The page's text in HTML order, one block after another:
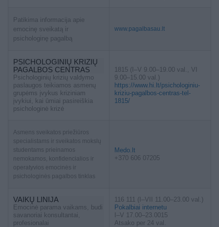
Patikima informacija apie
emocinę sveikatą ir
psichologinę pagalbą
www.pagalbasau.lt
PSICHOLOGINIŲ KRIZIŲ
PAGALBOS CENTRAS
Psichologinių krizių valdymo
paslaugos teikiamos asmenų
grupėms įvykus kriziniam
įvykiui, kai ūmiai pasireiškia
psichologinė krizė
1815 (I–V 9.00–19.00 val., VI
9.00–15.00 val.)
https://www.hi.lt/psichologiniu-
kriziu-pagalbos-centras-tel-
1815/
Asmens sveikatos priežiūros
specialistams ir sveikatos mokslų
studentams prieinamos
nemokamos, konfidencialios ir
operatyvios emocinės ir
psichologinės pagalbos tinklas
Medo.lt
+370 606 07205
VAIKŲ LINIJA
Emocinė parama vaikams, budi
savanoriai konsultantai,
profesionalai
116 111 (I–VII 11.00–23.00 val.)
Pokalbiai internetu
I–V 17.00–23.0015
Atsako per 24 val.